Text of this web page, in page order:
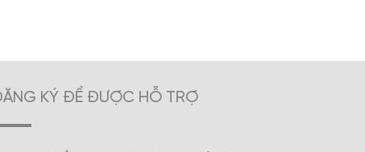
KÝ ĐỂ ĐƯỢC HỖ TRỢ